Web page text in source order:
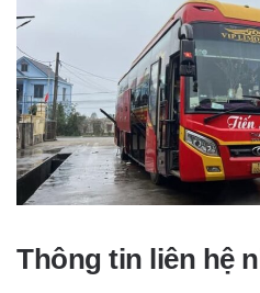
Thông tin liên hệ